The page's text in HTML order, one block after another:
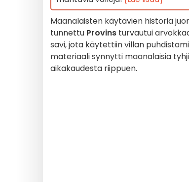
Maanalaisten käytävien historia
tunnettu Provins turvautui
savi, jota käytettiin villan
materiaali synnytti maanalaisia
aikakaudesta riippuen.